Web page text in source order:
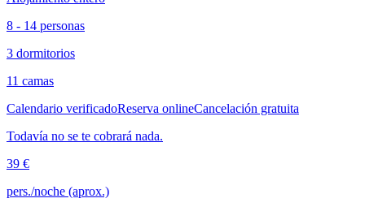
8 - 14 personas
3 dormitorios
11 camas
Calendario verificadoReserva onlineCancelación gratuita
Todavía no se te cobrará nada.
39 €
pers./noche (aprox.)